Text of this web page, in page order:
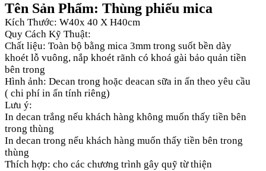
Tên Sản Phẩm: Thùng phiếu mica
Kích Thước: W40x 40 X H40cm
Quy Cách Kỹ Thuật:
Chất liệu: Toàn bộ bằng mica 3mm trong suốt bền dày
khoét lỗ vuông, nắp khoét rãnh có khoá gài bảo quản tiền
bên trong
Hình ảnh: Decan trong hoặc deacan sữa in ấn theo yêu cầu
( chi phí in ấn tính riêng)
Lưu ý:
In decan trắng nếu khách hàng không muốn thấy tiền bên
trong thùng
In decan trong nếu khách hàng muốn thấy tiền bên trong
thùng
Thích hợp: cho các chương trình gây quỹ từ thiện